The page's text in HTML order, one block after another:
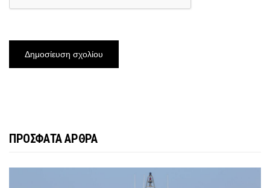
ΠΡΟΣΦΑΤΑ ΑΡΘΡΑ